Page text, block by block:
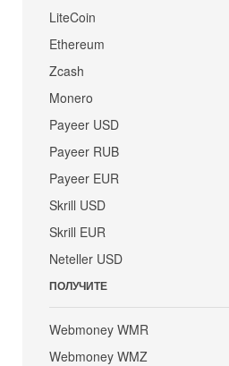
LiteCoin
Ethereum
Zcash
Monero
Payeer USD
Payeer RUB
Payeer EUR
Skrill USD
Skrill EUR
Neteller USD
ПОЛУЧИТЕ
Webmoney WMR
Webmoney WMZ